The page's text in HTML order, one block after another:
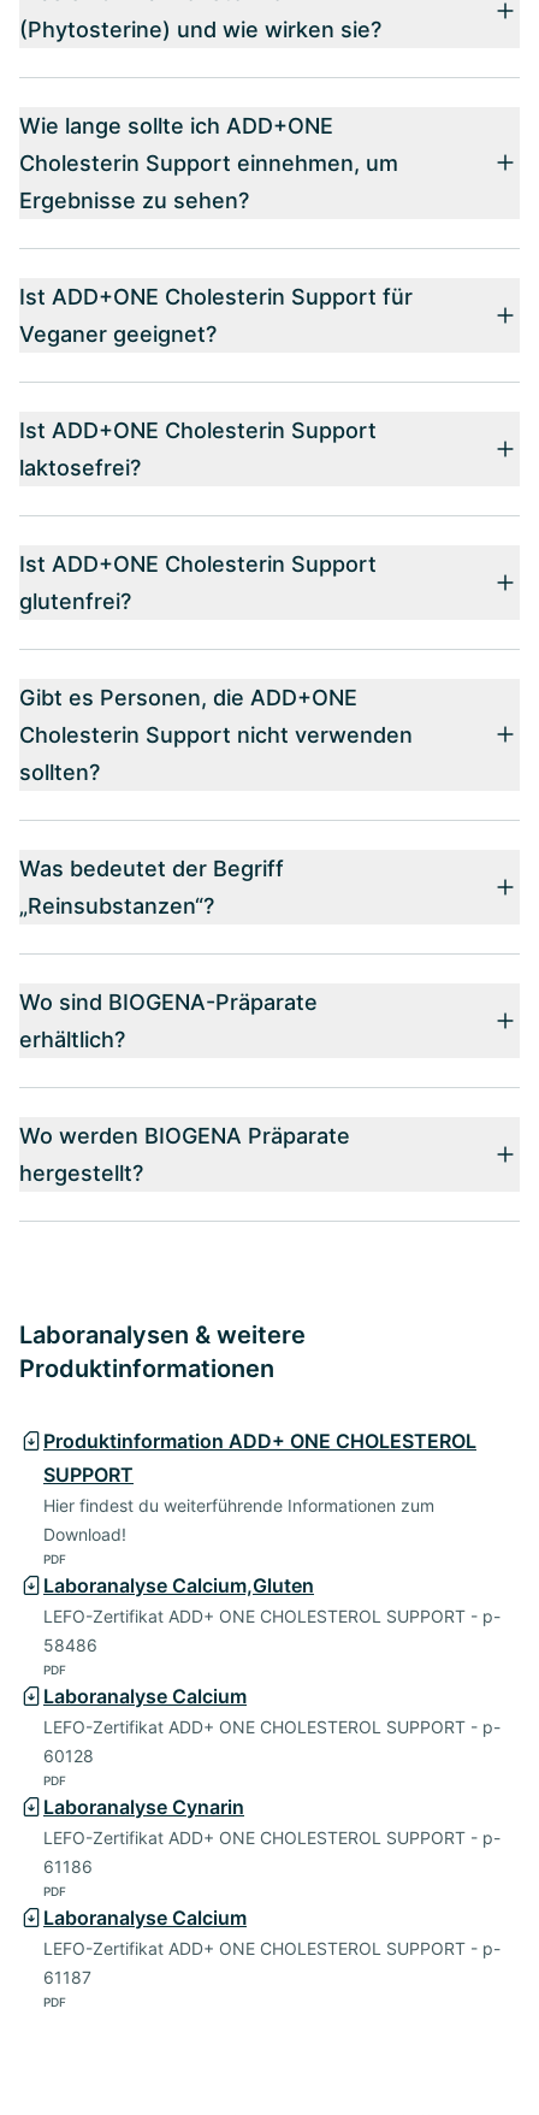
(Phytosterine) und wie wirken sie?
Wie lange sollte ich ADD+ONE
Cholesterin Support einnehmen, um
Ergebnisse zu sehen?
Ist ADD+ONE Cholesterin Support für
Veganer geeignet?
Ist ADD+ONE Cholesterin Support
laktosefrei?
Ist ADD+ONE Cholesterin Support
glutenfrei?
Gibt es Personen, die ADD+ONE
Cholesterin Support nicht verwenden
sollten?
Was bedeutet der Begriff
„Reinsubstanzen“?
Wo sind BIOGENA-Präparate
erhältlich?
Wo werden BIOGENA Präparate
hergestellt?
Laboranalysen & weitere
Produktinformationen
Produktinformation ADD+ ONE CHOLESTEROL
SUPPORT
Hier findest du weiterführende Informationen zum
Download!
PDF
Laboranalyse Calcium,Gluten
LEFO-Zertifikat ADD+ ONE CHOLESTEROL SUPPORT - p-
58486
PDF
Laboranalyse Calcium
LEFO-Zertifikat ADD+ ONE CHOLESTEROL SUPPORT - p-
60128
PDF
Laboranalyse Cynarin
LEFO-Zertifikat ADD+ ONE CHOLESTEROL SUPPORT - p-
61186
PDF
Laboranalyse Calcium
LEFO-Zertifikat ADD+ ONE CHOLESTEROL SUPPORT - p-
61187
PDF